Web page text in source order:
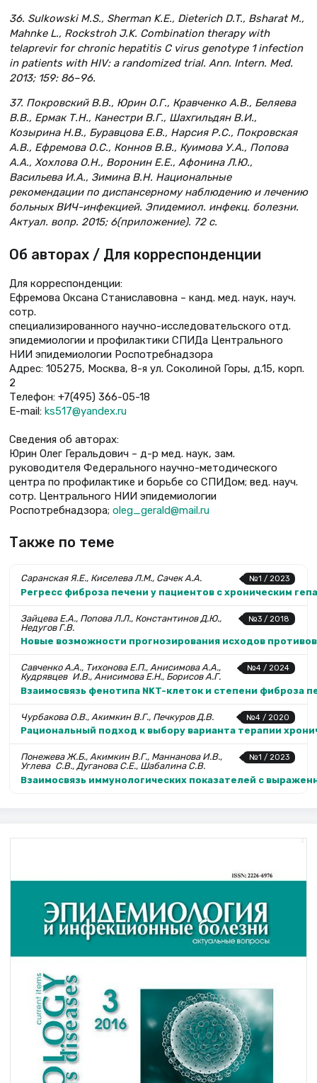
36. Sulkowski M.S., Sherman K.E., Dieterich D.T., Bsharat M.,
Mahnke L., Rockstroh J.K. Combination therapy with
telaprevir for chronic hepatitis C virus genotype 1 infection
in patients with HIV: a randomized trial. Ann. Intern. Med.
2013; 159: 86–96.
37. Покровский В.В., Юрин О.Г., Кравченко А.В., Беляева
В.В., Ермак Т.Н., Канестри В.Г., Шахгильдян В.И.,
Козырина Н.В., Буравцова Е.В., Нарсия Р.С., Покровская
А.В., Ефремова О.С., Коннов В.В., Куимова У.А., Попова
А.А., Хохлова О.Н., Воронин Е.Е., Афонина Л.Ю.,
Васильева И.А., Зимина В.Н. Национальные
рекомендации по диспансерному наблюдению и лечению
больных ВИЧ-инфекцией. Эпидемиол. инфекц. болезни.
Актуал. вопр. 2015; 6(приложение). 72 с.
Об авторах / Для корреспонденции
Для корреспонденции:
Ефремова Оксана Станиславовна – канд. мед. наук, науч.
сотр.
специализированного научно-исследовательского отд.
эпидемиологии и профилактики СПИДа Центрального
НИИ эпидемиологии Роспотребнадзора
Адрес: 105275, Москва, 8-я ул. Соколиной Горы, д.15, корп.
2
Телефон: +7(495) 366-05-18
E-mail: ks517@yandex.ru
Сведения об авторах:
Юрин Олег Геральдович – д-р мед. наук, зам.
руководителя Федерального научно-методического
центра по профилактике и борьбе со СПИДом; вед. науч.
сотр. Центрального НИИ эпидемиологии
Роспотребнадзора; oleg_gerald@mail.ru
Также по теме
№1 / 2023
Саранская Я.Е., Киселева Л.М., Сачек А.А.
Регресс фиброза печени у пациентов с хроническим
№3 / 2018
Зайцева Е.А., Попова Л.Л., Константинов Д.Ю.,
Недугов Г.В.
Новые возможности прогнозирования исходов
№4 / 2024
Савченко А.А., Тихонова Е.П., Анисимова А.А.,
Кудрявцев И.В., Анисимова Е.Н., Борисов А.Г.
Взаимосвязь фенотипа NKT-клеток и степени фиброза
№4 / 2020
Чурбакова О.В., Акимкин В.Г., Печкуров Д.В.
Рациональный подход к выбору варианта терапии
№1 / 2023
Понежева Ж.Б., Акимкин В.Г., Маннанова И.В.,
Угле­ва С.В., Дуганова С.Е., Шабалина С.В.
Взаимосвязь иммунологических показателей с